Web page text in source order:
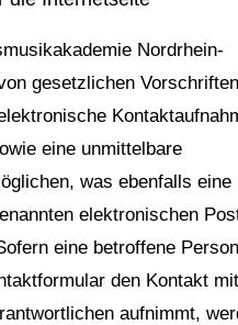
Nordrhein-
gesetzlichen Vorschriften
eine unmittelbare
was ebenfalls eine
elektronischen
eine betroffene Person
den Kontakt mit
aufnimmt,